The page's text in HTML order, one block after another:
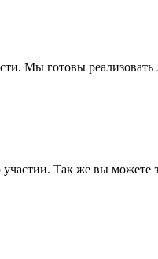
Мы готовы реализовать
Так же вы можете